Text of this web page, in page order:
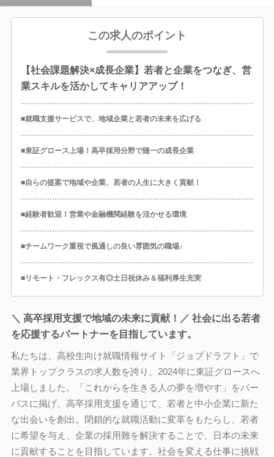
この求人のポイント
【社会課題解決×成長企業】若者と企業をつなぎ、営
業スキルを活かしてキャリアアップ！
■就職支援サービスで、地域企業と若者の未来を広げる
■東証グロース上場！高卒採用分野で随一の成長企業
■自らの提案で地域や企業、若者の人生に大きく貢献！
■経験者歓迎！営業や金融機関経験を活かせる環境
■チームワーク重視で風通しの良い雰囲気の職場♪
■リモート・フレックス有◎土日祝休み＆福利厚生充実
＼ 高卒採用支援で地域の未来に貢献！／ 社会に出る若者
を応援するパートナーを目指しています。
私たちは、高校生向け就職情報サイト「ジョブドラフト」で
業界トップクラスの求人数を誇り、2024年に東証グロースへ
上場しました。「これからを生きる人の夢を増やす」をパー
パスに掲げ、高卒採用支援を通じて、若者と中小企業に新た
な出会いを創出。閉鎖的な就職活動に変革をもたらし、若者
に希望を与え、企業の採用難を解決することで、日本の未来
に貢献することを目指しています。社会を変える仕事に挑戦